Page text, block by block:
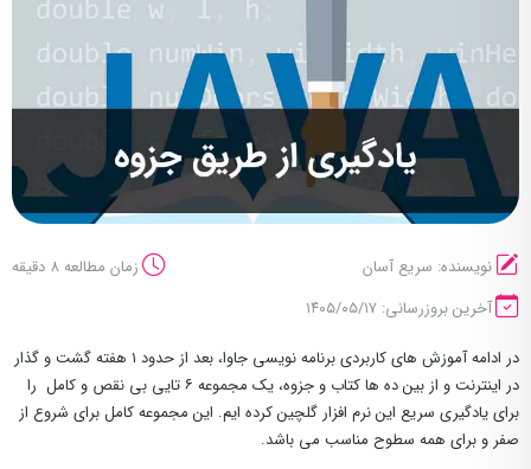
نویسنده: سریع آسان
زمان مطالعه 8 دقیقه
آخرین بروزرسانی: ۱۴۰۵/۰۵/۱۷
در ادامه آموزش های کاربردی برنامه نویسی جاوا، بعد از حدود ۱ هفته گشت و گذار
در اینترنت و از بین ده ها کتاب و جزوه، یک مجموعه ۶ تایی بی نقص و کامل را
برای یادگیری سریع این نرم افزار گلچین کرده ایم. این مجموعه کامل برای شروع از
صفر و برای همه سطوح مناسب می باشد.